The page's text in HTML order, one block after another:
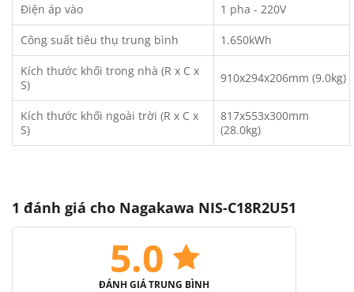
Điện áp vào 1 pha - 220V
Công suất tiêu thụ trung bình 1.650kWh
Kích thước khối trong nhà (R x C x
S)
910x294x206mm (9.0kg)
Kích thước khối ngoài trời (R x C x
S)
817x553x300mm
(28.0kg)
1 đánh giá cho Nagakawa NIS-C18R2U51
5.0
ĐÁNH GIÁ TRUNG BÌNH